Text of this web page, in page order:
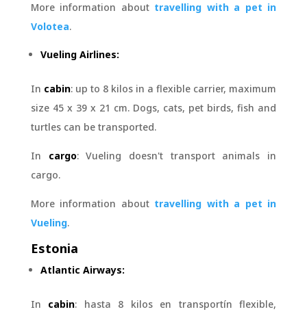
More information about travelling with a pet in
Volotea.
Vueling Airlines:
In cabin: up to 8 kilos in a flexible carrier, maximum
size 45 x 39 x 21 cm. Dogs, cats, pet birds, fish and
turtles can be transported.
In cargo: Vueling doesn't transport animals in
cargo.
More information about travelling with a pet in
Vueling.
Estonia
Atlantic Airways:
In cabin: hasta 8 kilos en transportín flexible,